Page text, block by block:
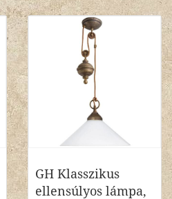
GH Klasszikus
ellensúlyos lámpa,